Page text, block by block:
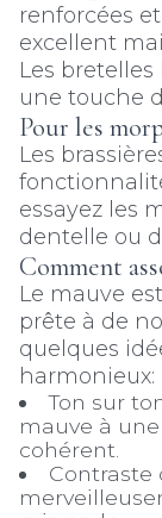
renforcées
excellent
Les
une touche
Pour les
Les
essayez les
dentelle ou
Comment
Le mauve
prête à de
quelques
harmonieux:
Ton sur
mauve à
cohérent.
Contraste